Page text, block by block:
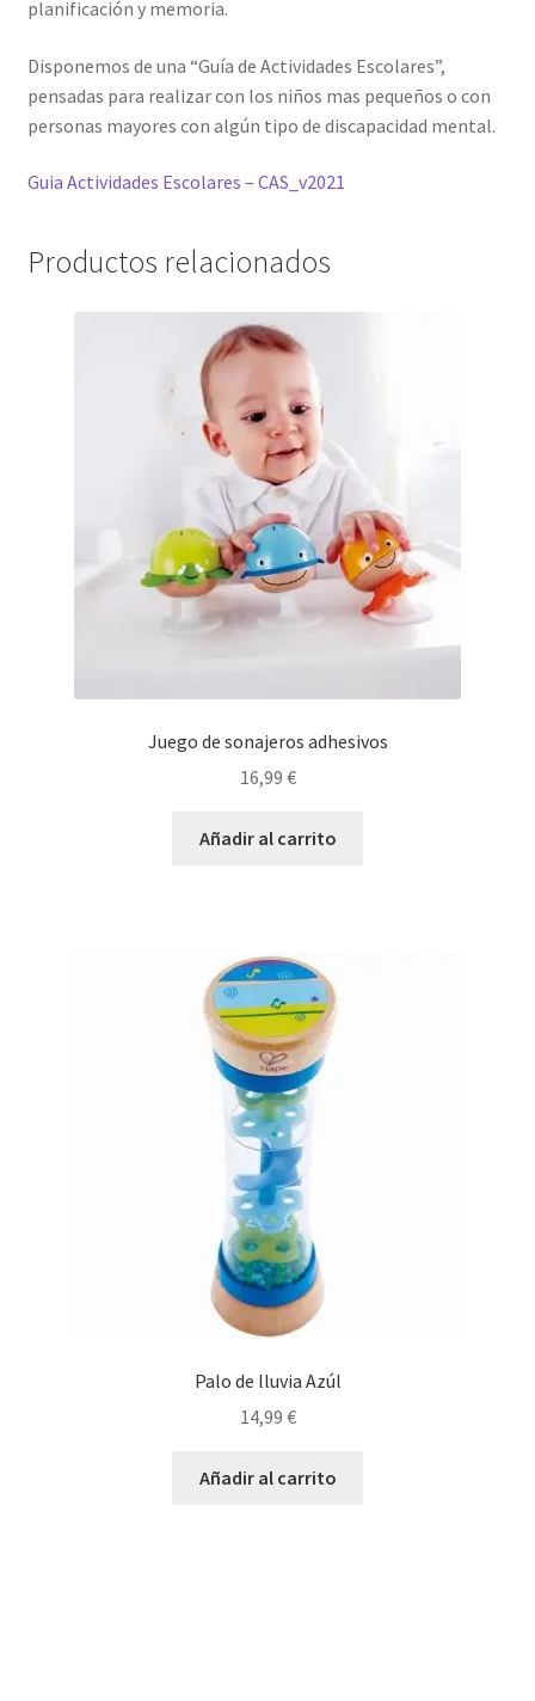
planificación y memoria.
Disponemos de una “Guía de Actividades Escolares”,
pensadas para realizar con los niños mas pequeños o con
personas mayores con algún tipo de discapacidad mental.
Guia Actividades Escolares – CAS_v2021
Productos relacionados
Juego de sonajeros adhesivos
16,99 €
Añadir al carrito
Palo de lluvia Azúl
14,99 €
Añadir al carrito